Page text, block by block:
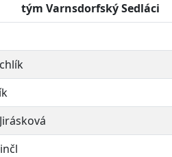
tým Varnsdorfský Sedláci